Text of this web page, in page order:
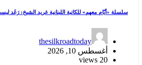
سلسلة «أيّام معهم» للكاتبة اللبنانية غريد الشيخ: رَغَد
thesilkroadtoday
أغسطس 10, 2026
20 views